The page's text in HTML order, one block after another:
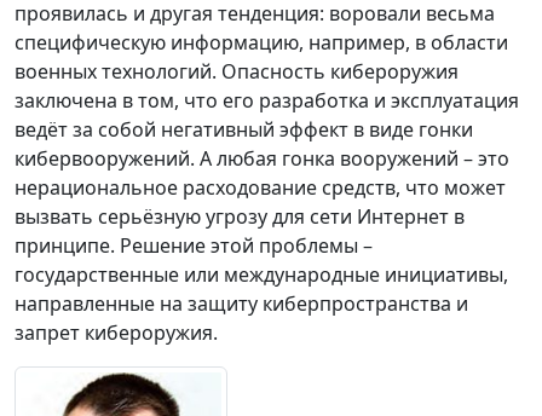
проявилась и другая тенденция: воровали весьма
специфическую информацию, например, в области
военных технологий. Опасность кибероружия
заключена в том, что его разработка и эксплуатация
ведёт за собой негативный эффект в виде гонки
кибервооружений. А любая гонка вооружений – это
нерациональное расходование средств, что может
вызвать серьёзную угрозу для сети Интернет в
принципе. Решение этой проблемы –
государственные или международные инициативы,
направленные на защиту киберпространства и
запрет кибероружия.